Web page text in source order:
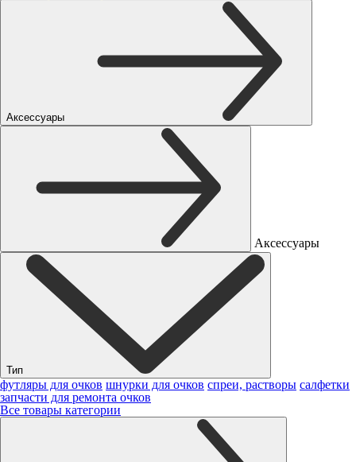
Аксессуары
Аксессуары
Тип
футляры для очков шнурки для очков спреи, растворы салфетки
запчасти для ремонта очков
Все товары категории